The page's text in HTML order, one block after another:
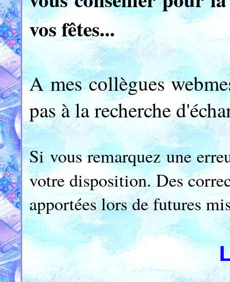
vos fêtes...
A mes collègues
pas à la recherche
Si vous remarquez une
votre disposition. Des
apportées lors de futures